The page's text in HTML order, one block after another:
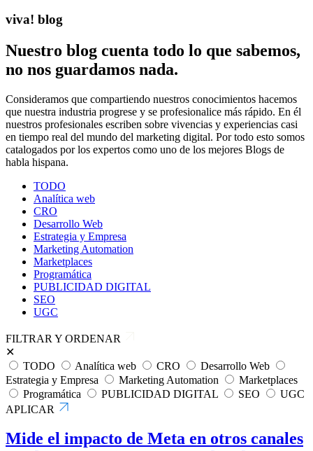
viva! blog
Nuestro blog cuenta todo lo que sabemos,
no nos guardamos nada.
Consideramos que compartiendo nuestros conocimientos hacemos
que nuestra industria progrese y se profesionalice más rápido. En él
nuestros profesionales escriben sobre vivencias y experiencias casi
en tiempo real del mundo del marketing digital. Por todo esto somos
catalogados por los expertos como uno de los mejores Blogs de
habla hispana.
TODO
Analítica web
CRO
Desarrollo Web
Estrategia y Empresa
Marketing Automation
Marketplaces
Programática
PUBLICIDAD DIGITAL
SEO
UGC
FILTRAR Y ORDENAR
✕
TODO
Analítica web CRO
Desarrollo Web
Estrategia y Empresa
Marketing Automation
Marketplaces
Programática
PUBLICIDAD DIGITAL SEO
UGC
APLICAR
Mide el impacto de Meta en otros canales